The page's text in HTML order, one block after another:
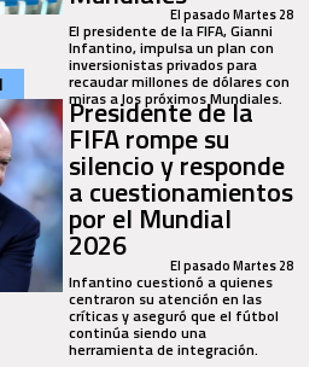
El pasado Martes 28
El presidente de la FIFA, Gianni
Infantino, impulsa un plan con
inversionistas privados para
recaudar millones de dólares con
miras a los próximos Mundiales.
Presidente de la
FIFA rompe su
silencio y responde
a cuestionamientos
por el Mundial
2026 El pasado Martes 28
Infantino cuestionó a quienes
centraron su atención en las
críticas y aseguró que el fútbol
continúa siendo una
herramienta de integración.